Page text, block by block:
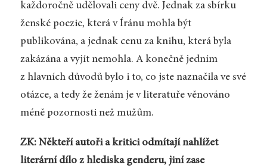
každoročně udělovali ceny dvě. Jednak za sbírku
ženské poezie, která v Íránu mohla být
publikována, a jednak cenu za knihu, která byla
zakázána a vyjít nemohla. A konečně jedním
z hlavních důvodů bylo i to, co jste naznačila ve své
otázce, a tedy že ženám je v literatuře věnováno
méně pozornosti než mužům.
ZK: Někteří autoři a kritici odmítají nahlížet
literární dílo z hlediska genderu, jiní zase